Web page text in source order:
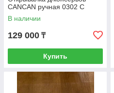
CANCAN ручная 0302 С
В наличии
129 000 ₸
Купить